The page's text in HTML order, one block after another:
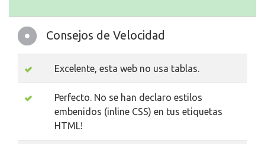
Consejos de Velocidad
Excelente, esta web no usa tablas.
Perfecto. No se han declaro estilos
embenidos (inline CSS) en tus etiquetas
HTML!